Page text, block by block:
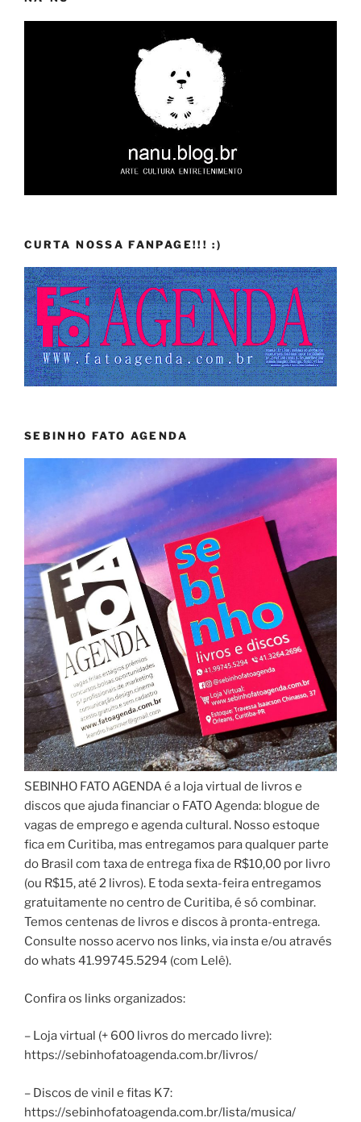
CURTA NOSSA FANPAGE!!! :)
SEBINHO FATO AGENDA
SEBINHO FATO AGENDA é a loja virtual de livros e
discos que ajuda financiar o FATO Agenda: blogue de
vagas de emprego e agenda cultural. Nosso estoque
fica em Curitiba, mas entregamos para qualquer parte
do Brasil com taxa de entrega fixa de R$10,00 por livro
(ou R$15, até 2 livros). E toda sexta-feira entregamos
gratuitamente no centro de Curitiba, é só combinar.
Temos centenas de livros e discos à pronta-entrega.
Consulte nosso acervo nos links, via insta e/ou através
do whats 41.99745.5294 (com Lelê).
Confira os links organizados:
– Loja virtual (+ 600 livros do mercado livre):
https://sebinhofatoagenda.com.br/livros/
– Discos de vinil e fitas K7:
https://sebinhofatoagenda.com.br/lista/musica/